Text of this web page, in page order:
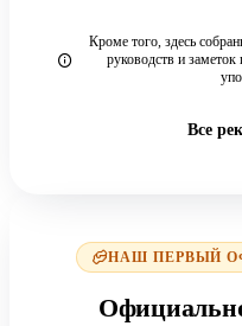
Кроме того, здесь
руководств и
Все
НАШ ПЕРВЫЙ